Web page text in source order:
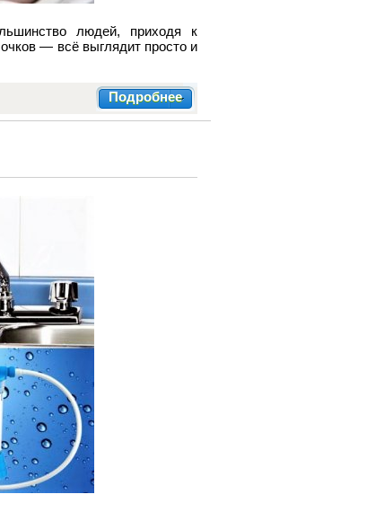
людей, приходя к
— всё выглядит просто и
Подробнее